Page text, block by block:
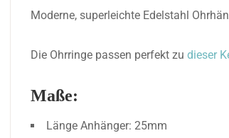
Moderne, superleichte Edelstahl
Die Ohrringe passen perfekt zu dieser
Maße:
Länge Anhänger: 25mm